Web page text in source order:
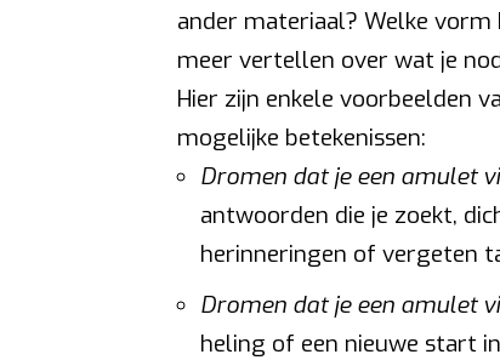
ander materiaal? Welke
meer vertellen over wat je
Hier zijn enkele voorbeelden
mogelijke betekenissen:
Dromen dat je een amulet
antwoorden die je zoekt,
herinneringen of vergeten
Dromen dat je een amulet
heling of een nieuwe start